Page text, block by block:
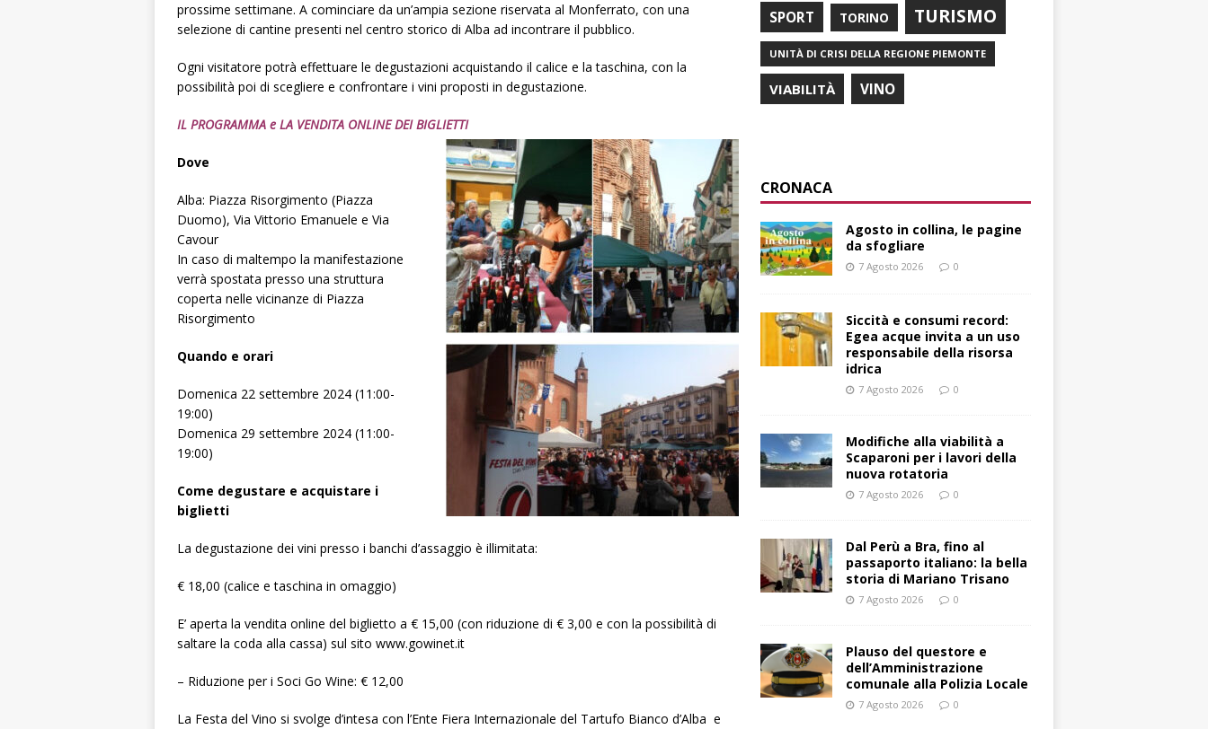
prossime settimane. A cominciare da un’ampia sezione riservata al Monferrato, con una
selezione di cantine presenti nel centro storico di Alba ad incontrare il pubblico.
Ogni visitatore potrà effettuare le degustazioni acquistando il calice e la taschina, con la
possibilità poi di scegliere e confrontare i vini proposti in degustazione.
IL PROGRAMMA e LA VENDITA ONLINE DEI BIGLIETTI
Dove
Alba: Piazza Risorgimento (Piazza
Duomo), Via Vittorio Emanuele e Via
Cavour
In caso di maltempo la manifestazione
verrà spostata presso una struttura
coperta nelle vicinanze di Piazza
Risorgimento
Quando e orari
Domenica 22 settembre 2024 (11:00-
19:00)
Domenica 29 settembre 2024 (11:00-
19:00)
Come degustare e acquistare i
biglietti
La degustazione dei vini presso i banchi d’assaggio è illimitata:
€ 18,00 (calice e taschina in omaggio)
E’ aperta la vendita online del biglietto a € 15,00 (con riduzione di € 3,00 e con la possibilità di
saltare la coda alla cassa) sul sito www.gowinet.it
– Riduzione per i Soci Go Wine: € 12,00
La Festa del Vino si svolge d’intesa con l’Ente Fiera Internazionale del Tartufo Bianco d’Alba e
SPORT TORINO TURISMO
UNITÀ DI CRISI DELLA REGIONE PIEMONTE
VIABILITÀ VINO
CRONACA
Agosto in collina, le pagine
da sfogliare
7 Agosto 2026 0
Siccità e consumi record:
Egea acque invita a un uso
responsabile della risorsa
idrica
7 Agosto 2026 0
Modifiche alla viabilità a
Scaparoni per i lavori della
nuova rotatoria
7 Agosto 2026 0
​Dal Perù a Bra, fino al
passaporto italiano: la bella
storia di Mariano Trisano
7 Agosto 2026 0
Plauso del questore e
dell’Amministrazione
comunale alla Polizia Locale
7 Agosto 2026 0